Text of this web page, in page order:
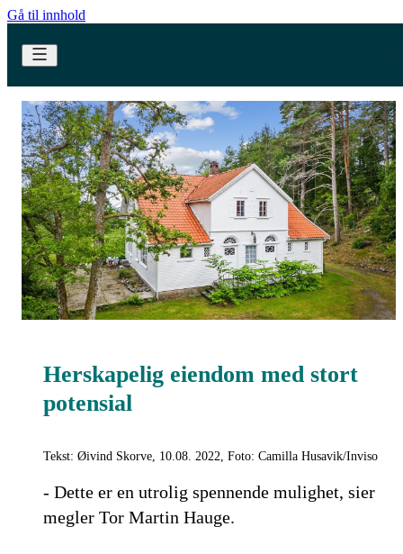
Gå til innhold
Herskapelig eiendom med stort
potensial
Tekst: Øivind Skorve, 10.08. 2022, Foto: Camilla Husavik/Inviso
- Dette er en utrolig spennende mulighet, sier
megler Tor Martin Hauge.